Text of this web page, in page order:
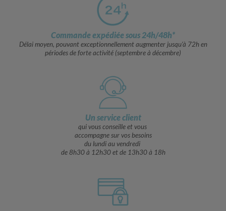
Commande expédiée sous 24h/48h*
Délai moyen, pouvant exceptionnellement augmenter jusqu’à 72h en
périodes de forte activité (septembre à décembre)
Un service client
qui vous conseille et vous
accompagne sur vos besoins
du lundi au vendredi
de 8h30 à 12h30 et de 13h30 à 18h